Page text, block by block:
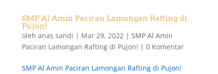
SMP Al Amin Paciran Lamongan Rafting di
Pujon!
oleh anas sandi | Mar 29, 2022| SMP Al Amin
Paciran Lamongan Rafting di Pujon! | 0 Komentar
SMP Al Amin Paciran Lamongan Rafting di Pujon!